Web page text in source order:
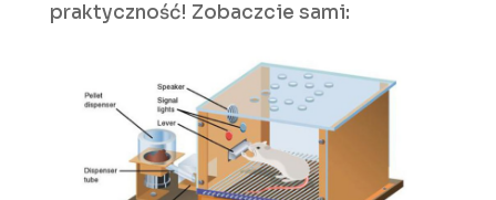
praktyczność! Zobaczcie sami: